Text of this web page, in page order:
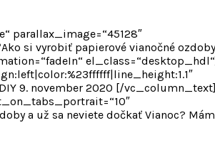
parallax_image=“45128″
si vyrobiť papierové vianočné
9. november 2020 [/vc_column_text]
a už sa neviete dočkať Vianoc?